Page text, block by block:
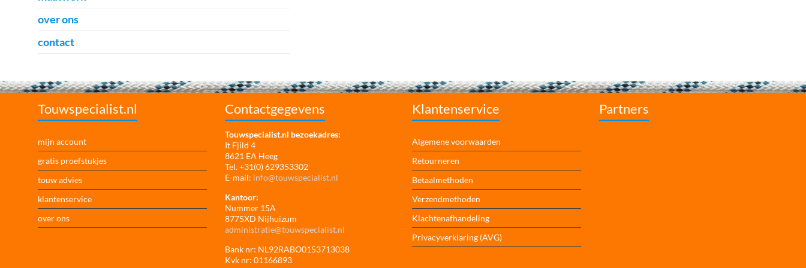
over ons
contact
Touwspecialist.nl
mijn account
gratis proefstukjes
touw advies
klantenservice
over ons
Contactgegevens
Touwspecialist.nl bezoekadres:
It Fjild 4
8621 EA Heeg
Tel. +31(0) 629353302
E-mail: info@touwspecialist.nl
Kantoor:
Nummer 15A
8775XD Nijhuizum
administratie@touwspecialist.nl
Bank nr: NL92RABO0153713038
Kvk nr: 01166893
Klantenservice
Algemene voorwaarden
Retourneren
Betaalmethoden
Verzendmethoden
Klachtenafhandeling
Privacyverklaring (AVG)
Partners